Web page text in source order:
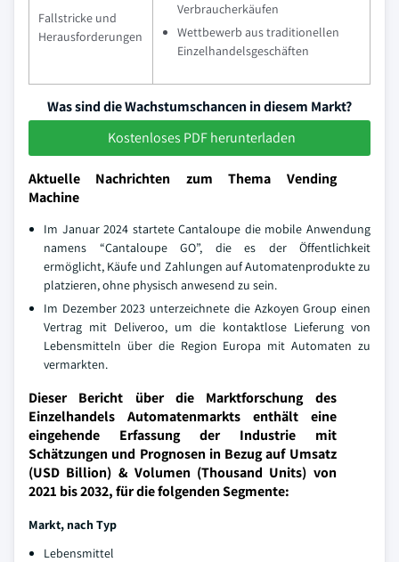
Fallstricke und
Herausforderungen
Verbraucherkäufen
Wettbewerb aus traditionellen
Einzelhandelsgeschäften
Was sind die Wachstumschancen in diesem Markt?
Kostenloses PDF herunterladen
Aktuelle Nachrichten zum Thema Vending
Machine
Im Januar 2024 startete Cantaloupe die mobile Anwendung
namens “Cantaloupe GO”, die es der Öffentlichkeit
ermöglicht, Käufe und Zahlungen auf Automatenprodukte zu
platzieren, ohne physisch anwesend zu sein.
Im Dezember 2023 unterzeichnete die Azkoyen Group einen
Vertrag mit Deliveroo, um die kontaktlose Lieferung von
Lebensmitteln über die Region Europa mit Automaten zu
vermarkten.
Dieser Bericht über die Marktforschung des
Einzelhandels Automatenmarkts enthält eine
eingehende Erfassung der Industrie mit
Schätzungen und Prognosen in Bezug auf Umsatz
(USD Billion) & Volumen (Thousand Units) von
2021 bis 2032, für die folgenden Segmente:
Markt, nach Typ
Lebensmittel